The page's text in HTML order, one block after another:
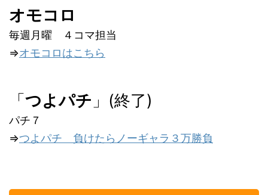
オモコロ
毎週月曜 ４コマ担当
⇒オモコロはこちら
「つよパチ 」(終了)
パチ７
⇒つよパチ 負けたらノーギャラ３万勝負